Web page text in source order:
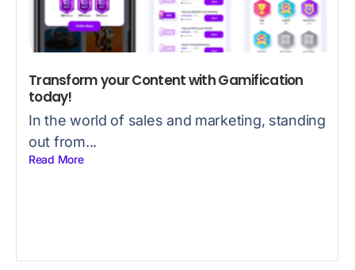
Transform your Content with Gamification
today!
In the world of sales and marketing, standing
out from...
Read More